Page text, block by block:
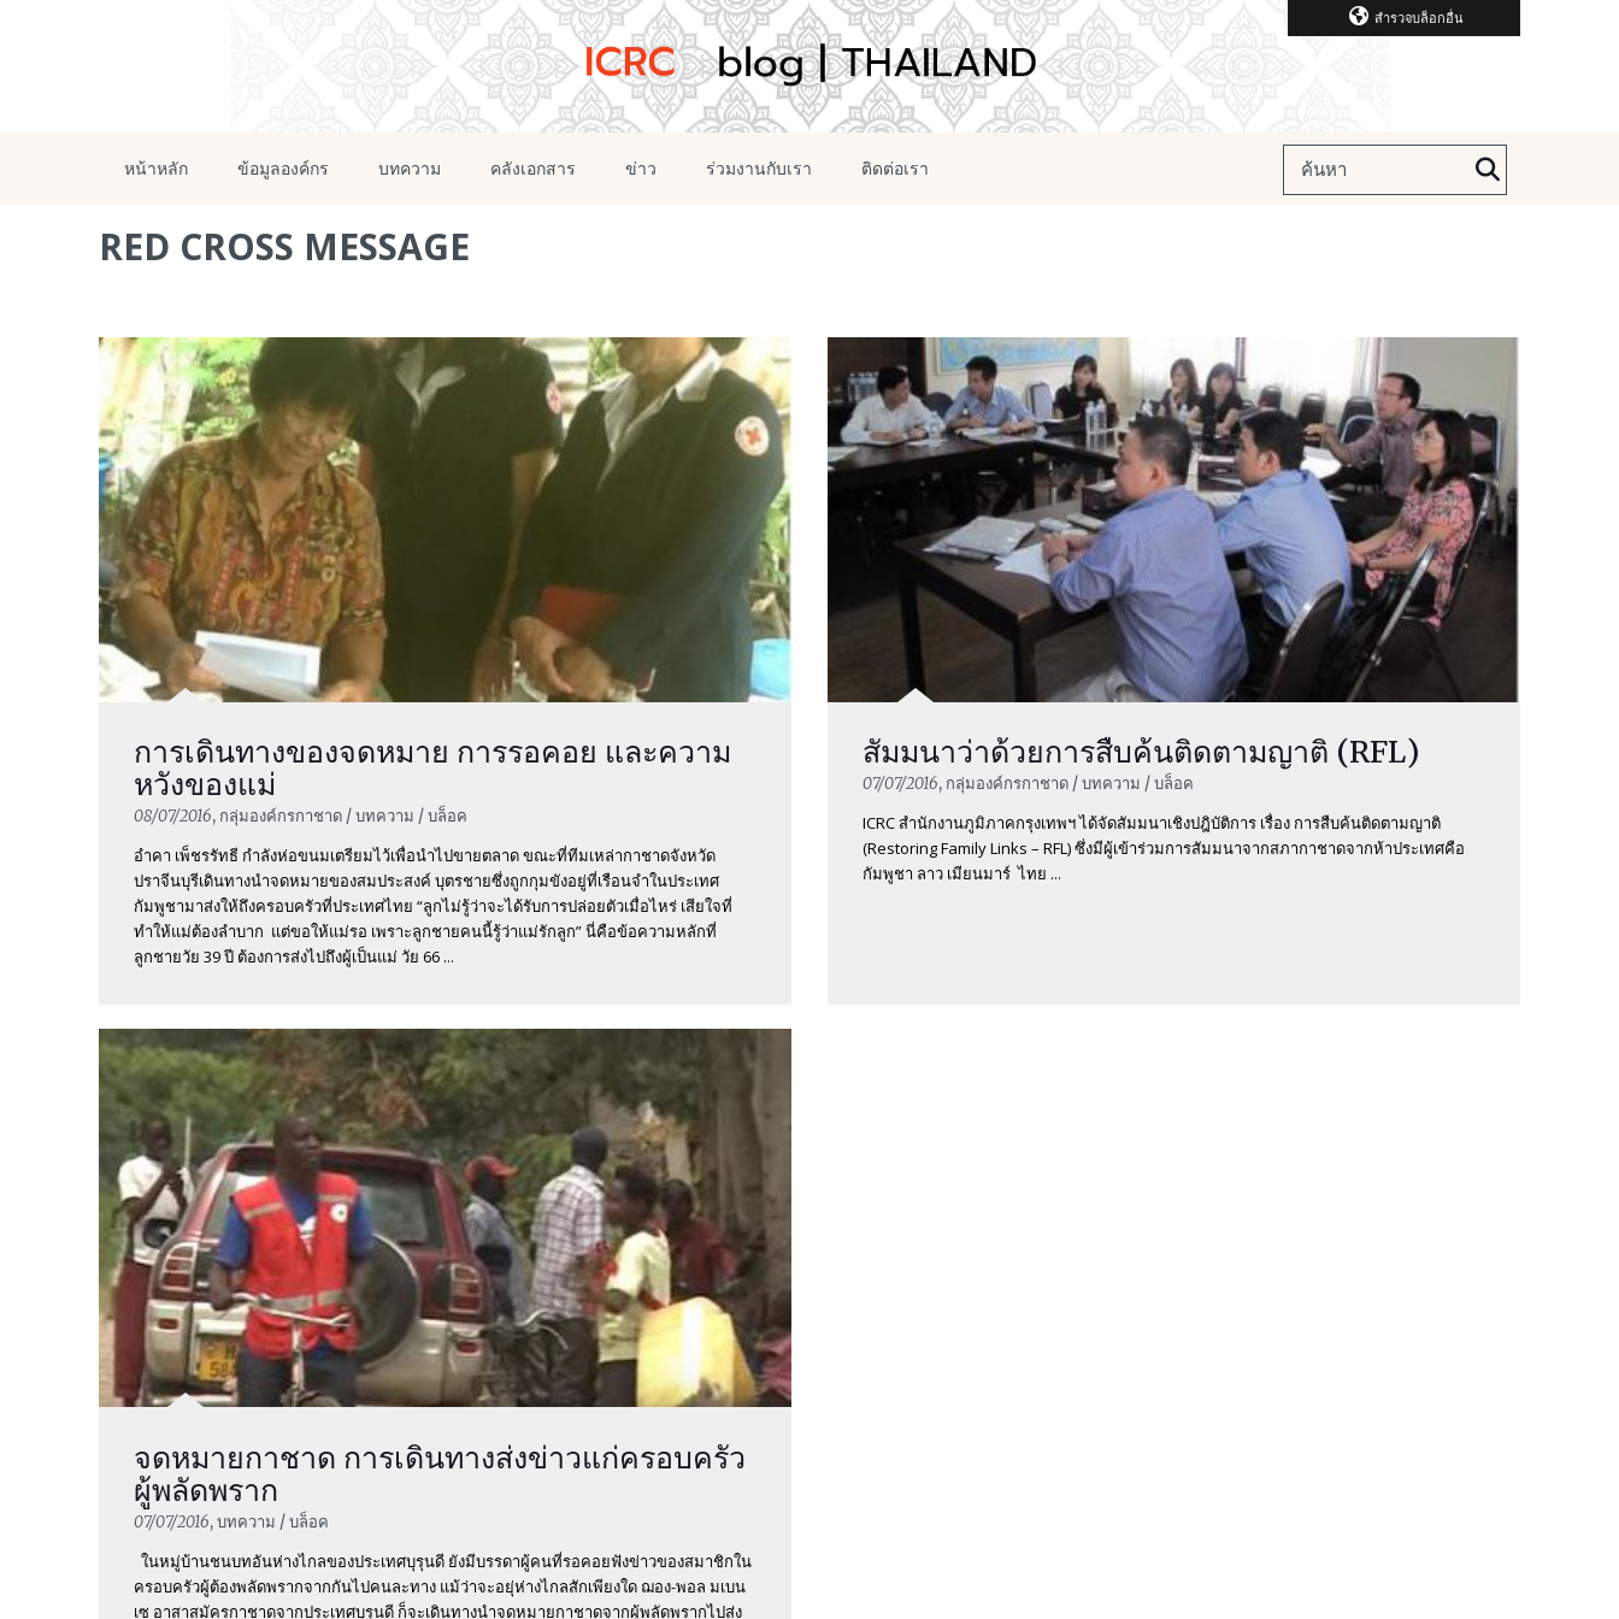
สำรวจบล็อกอื่น
หน้าหลัก ข้อมูลองค์กร บทความ คลังเอกสาร ข่าว ร่วมงานกับเรา ติดต่อเรา
RED CROSS MESSAGE
การเดินทางของจดหมาย การรอคอย และความ
หวังของแม่
08/07/2016, กลุ่มองค์กรกาชาด / บทความ / บล็อค
อำคา เพ็ชรรัทธี กำลังห่อขนมเตรียมไว้เพื่อนำไปขายตลาด ขณะที่ทีมเหล่ากาชาดจังหวัด
ปราจีนบุรีเดินทางนำจดหมายของสมประสงค์ บุตรชายซึ่งถูกกุมขังอยู่ที่เรือนจำในประเทศ
กัมพูชามาส่งให้ถึงครอบครัวที่ประเทศไทย “ลูกไม่รู้ว่าจะได้รับการปล่อยตัวเมื่อไหร่ เสียใจที่
ทำให้แม่ต้องลำบาก แต่ขอให้แม่รอ เพราะลูกชายคนนี้รู้ว่าแม่รักลูก” นี่คือข้อความหลักที่
ลูกชายวัย 39 ปี ต้องการส่งไปถึงผู้เป็นแม่ วัย 66 ...
สัมมนาว่าด้วยการสืบค้นติดตามญาติ (RFL)
07/07/2016, กลุ่มองค์กรกาชาด / บทความ / บล็อค
ICRC สำนักงานภูมิภาคกรุงเทพฯ ได้จัดสัมมนาเชิงปฎิบัติการ เรื่อง การสืบค้นติดตามญาติ
(Restoring Family Links – RFL) ซึ่งมีผู้เข้าร่วมการสัมมนาจากสภากาชาดจากห้าประเทศคือ
กัมพูชา ลาว เมียนมาร์ ไทย ...
จดหมายกาชาด การเดินทางส่งข่าวแก่ครอบครัว
ผู้พลัดพราก
07/07/2016, บทความ / บล็อค
ในหมู่บ้านชนบทอันห่างไกลของประเทศบุรุนดี ยังมีบรรดาผู้คนที่รอคอยฟังข่าวของสมาชิกใน
ครอบครัวผู้ต้องพลัดพรากจากกันไปคนละทาง แม้ว่าจะอยุ่ห่างไกลสักเพียงใด ฌอง-พอล มเบน
เซ อาสาสมัครกาชาดจากประเทศบุรุนดี ก็จะเดินทางนำจดหมายกาชาดจากผู้พลัดพรากไปส่ง